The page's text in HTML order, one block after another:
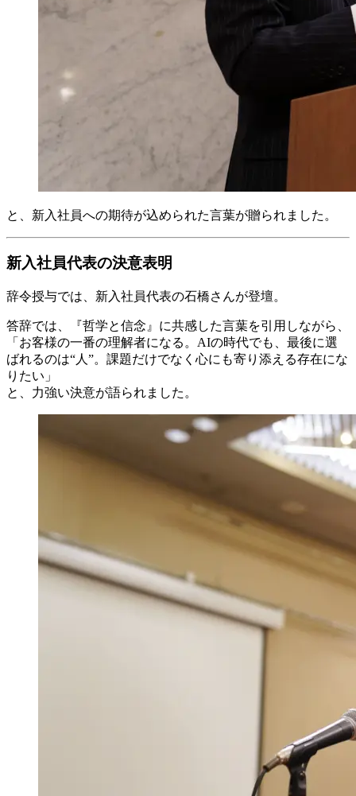
と、新入社員への期待が込められた言葉が贈られました。
新入社員代表の決意表明
辞令授与では、新入社員代表の石橋さんが登壇。
答辞では、『哲学と信念』に共感した言葉を引用しながら、
「お客様の一番の理解者になる。AIの時代でも、最後に選
ばれるのは“人”。課題だけでなく心にも寄り添える存在にな
りたい」
と、力強い決意が語られました。